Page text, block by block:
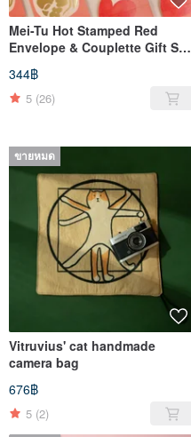
Mei-Tu Hot Stamped Red
Envelope & Couplette Gift Set
# Last Shipment Date:
January 17th
344฿
5 (26)
ขายหมด
Vitruvius' cat handmade
camera bag
676฿
5 (2)